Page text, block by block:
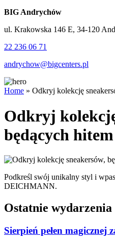
BIG Andrychów
ul. Krakowska 146 E, 34-120
22 236 06 71
andrychow@bigcenters.pl
Home » Odkryj kolekcję
Odkryj
będących
Podkreśl swój unikalny styl i
DEICHMANN.
Ostatnie wydarzenia
Sierpień pełen magicznej